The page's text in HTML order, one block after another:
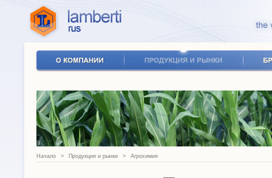
Начало > Продукция и рынки > Агрохимия